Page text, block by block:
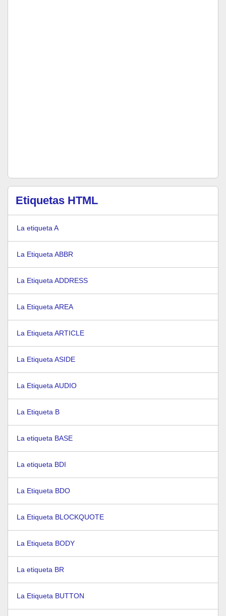
Etiquetas HTML
La etiqueta A
La Etiqueta ABBR
La Etiqueta ADDRESS
La Etiqueta AREA
La Etiqueta ARTICLE
La Etiqueta ASIDE
La Etiqueta AUDIO
La Etiqueta B
La etiqueta BASE
La etiqueta BDI
La Etiqueta BDO
La Etiqueta BLOCKQUOTE
La Etiqueta BODY
La etiqueta BR
La Etiqueta BUTTON